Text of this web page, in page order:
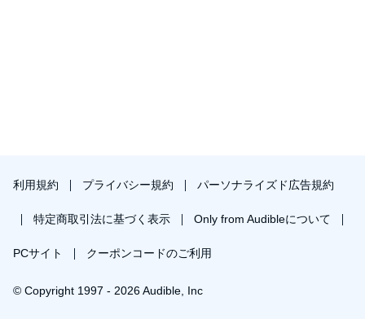
利用規約 プライバシー規約 パーソナライズド広告規約
特定商取引法に基づく表示 Only from Audibleについて
PCサイト クーポンコードのご利用
© Copyright 1997 - 2026 Audible, Inc